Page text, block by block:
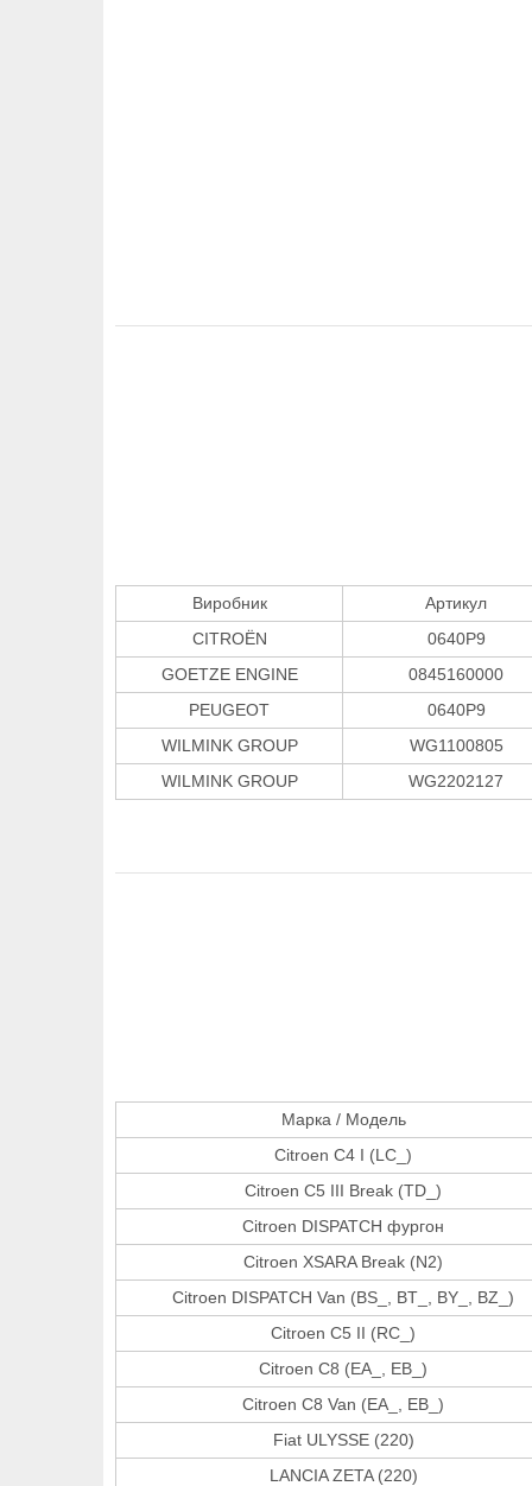
Виробник
Артикул
CITROËN
0640P9
GOETZE ENGINE
0845160000
PEUGEOT
0640P9
WILMINK GROUP
WG1100805
WILMINK GROUP
WG2202127
Марка / Модель
Citroen C4 I (LC_)
Citroen C5 III Break (TD_)
Citroen DISPATCH фургон
Citroen XSARA Break (N2)
Citroen DISPATCH Van (BS_, BT_, BY_, BZ_)
Citroen C5 II (RC_)
Citroen C8 (EA_, EB_)
Citroen C8 Van (EA_, EB_)
Fiat ULYSSE (220)
LANCIA ZETA (220)